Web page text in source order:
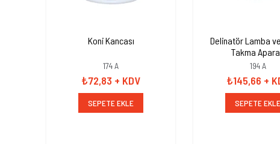
Koni Kancası
174 A
₺72,83 + KDV
SEPETE EKLE
Delinatör Lamba
Takma
194 A
₺145,66 +
SEPETE EKLE